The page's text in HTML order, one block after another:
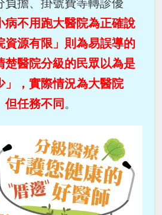
負擔、掛號費等轉診優
病不用跑大醫院為正確說
資源有限」則為易誤導的
楚醫院分級的民眾以為是
」，實際情況為大醫院
但任務不同 。